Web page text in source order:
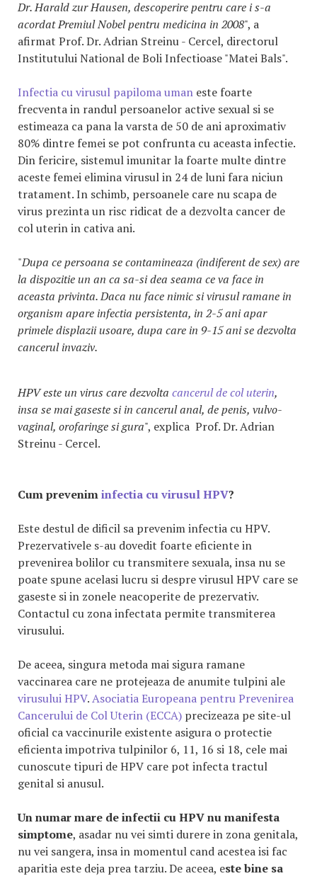
Dr. Harald zur Hausen, descoperire pentru care i s-a
acordat Premiul Nobel pentru medicina in 2008", a
afirmat Prof. Dr. Adrian Streinu - Cercel, directorul
Institutului National de Boli Infectioase "Matei Bals".
Infectia cu virusul papiloma uman este foarte
frecventa in randul persoanelor active sexual si se
estimeaza ca pana la varsta de 50 de ani aproximativ
80% dintre femei se pot confrunta cu aceasta infectie.
Din fericire, sistemul imunitar la foarte multe dintre
aceste femei elimina virusul in 24 de luni fara niciun
tratament. In schimb, persoanele care nu scapa de
virus prezinta un risc ridicat de a dezvolta cancer de
col uterin in cativa ani.
"Dupa ce persoana se contamineaza (indiferent de sex) are
la dispozitie un an ca sa-si dea seama ce va face in
aceasta privinta. Daca nu face nimic si virusul ramane in
organism apare infectia persistenta, in 2-5 ani apar
primele displazii usoare, dupa care in 9-15 ani se dezvolta
cancerul invaziv.
HPV este un virus care dezvolta cancerul de col uterin,
insa se mai gaseste si in cancerul anal, de penis, vulvo-
vaginal, orofaringe si gura", explica Prof. Dr. Adrian
Streinu - Cercel.
Cum preveniminfectia cu virusul HPV?
Este destul de dificil sa prevenim infectia cu HPV.
Prezervativele s-au dovedit foarte eficiente in
prevenirea bolilor cu transmitere sexuala, insa nu se
poate spune acelasi lucru si despre virusul HPV care se
gaseste si in zonele neacoperite de prezervativ.
Contactul cu zona infectata permite transmiterea
virusului.
De aceea, singura metoda mai sigura ramane
vaccinarea care ne protejeaza de anumite tulpini ale
virusului HPV.Asociatia Europeana pentru Prevenirea
Cancerului de Col Uterin (ECCA) precizeaza pe site-ul
oficial ca vaccinurile existente asigura o protectie
eficienta impotriva tulpinilor 6, 11, 16 si 18, cele mai
cunoscute tipuri de HPV care pot infecta tractul
genital si anusul.
Un numar mare de infectii cu HPV nu manifesta
simptome, asadar nu vei simti durere in zona genitala,
nu vei sangera, insa in momentul cand acestea isi fac
aparitia este deja prea tarziu. De aceea, este bine sa